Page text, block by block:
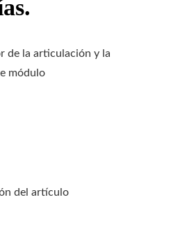
de la articulación y la
módulo
del artículo